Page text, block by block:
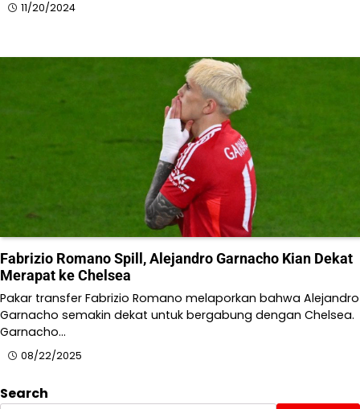
11/20/2024
Fabrizio Romano Spill, Alejandro Garnacho Kian Dekat
Merapat ke Chelsea
Pakar transfer Fabrizio Romano melaporkan bahwa Alejandro
Garnacho semakin dekat untuk bergabung dengan Chelsea​.
Garnacho…
08/22/2025
Search